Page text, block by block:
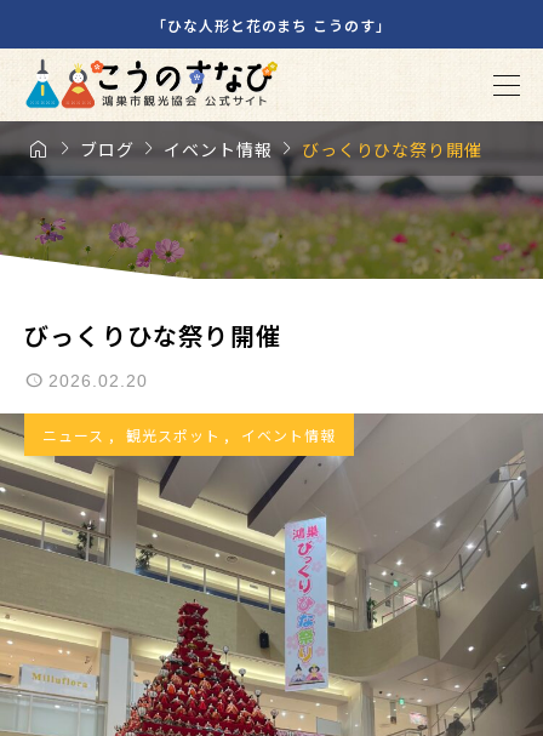
「ひな人形と花のまち こうのす」
  ブログ  イベント情報びっくりひな祭り開催
びっくりひな祭り開催
2026.02.20
ニュース , 観光スポット , イベント情報